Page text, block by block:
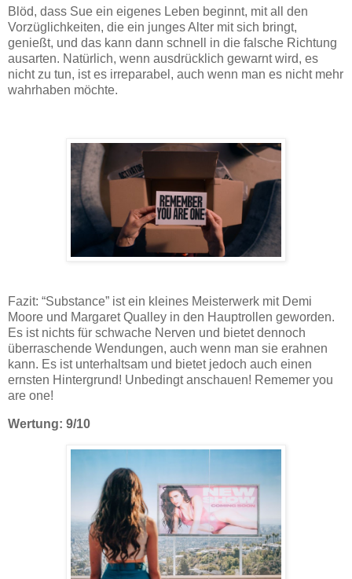
Blöd, dass Sue ein eigenes Leben beginnt, mit all den
Vorzüglichkeiten, die ein junges Alter mit sich bringt,
genießt, und das kann dann schnell in die falsche Richtung
ausarten. Natürlich, wenn ausdrücklich gewarnt wird, es
nicht zu tun, ist es irreparabel, auch wenn man es nicht mehr
wahrhaben möchte.
Fazit: “Substance” ist ein kleines Meisterwerk mit Demi
Moore und Margaret Qualley in den Hauptrollen geworden.
Es ist nichts für schwache Nerven und bietet dennoch
überraschende Wendungen, auch wenn man sie erahnen
kann. Es ist unterhaltsam und bietet jedoch auch einen
ernsten Hintergrund! Unbedingt anschauen! Rememer you
are one!
Wertung: 9/10